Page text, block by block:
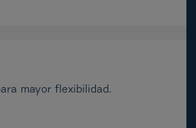
mayor flexibilidad.